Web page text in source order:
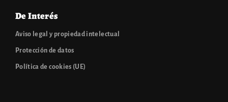
De Interés
Aviso legal y propiedad intelectual
Protección de datos
Política de cookies (UE)